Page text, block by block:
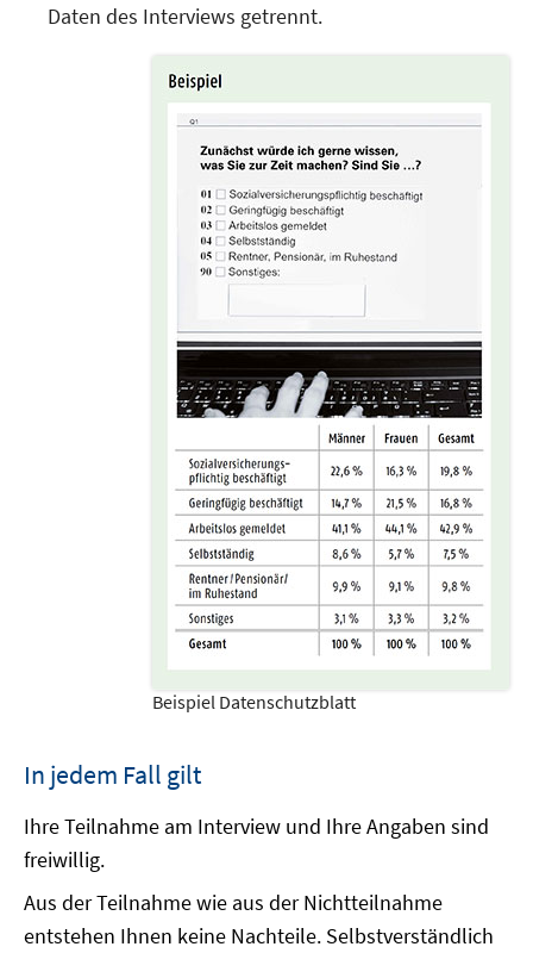
Daten des Interviews getrennt.
Beispiel Datenschutzblatt
In jedem Fall gilt
Ihre Teilnahme am Interview und Ihre Angaben sind
freiwillig.
Aus der Teilnahme wie aus der Nichtteilnahme
entstehen Ihnen keine Nachteile. Selbstverständlich